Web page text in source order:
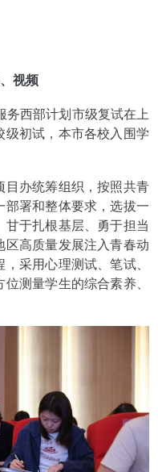
视频
务西部计划市级复试在上
初试，本市各校入围学
办统筹组织，按照共青
署和整体要求，选拔一
于扎根基层、勇于担当
高质量发展注入青春动
采用心理测试、笔试、
测量学生的综合素养、